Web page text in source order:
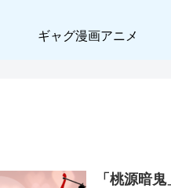
ギャグ漫画アニメ
「桃源暗